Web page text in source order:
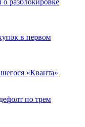
в первом
«Кванта»
по трем